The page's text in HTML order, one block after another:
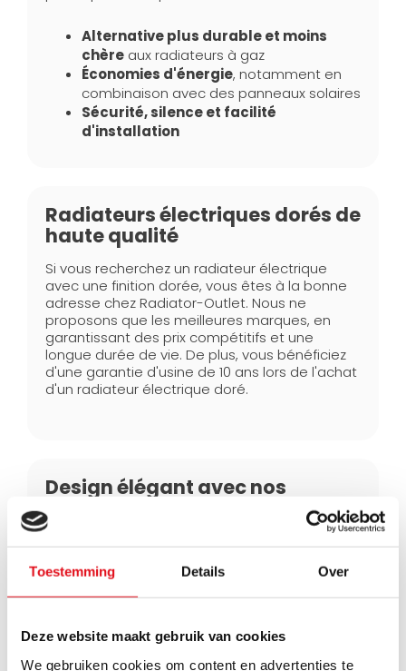
Toestemming Details Over
Deze website maakt gebruik van cookies
We gebruiken cookies om content en advertenties te
Alternative plus durable et moins
chère aux radiateurs à gaz
Économies d'énergie, notamment en
combinaison avec des panneaux solaires
Sécurité, silence et facilité
d'installation
Radiateurs électriques dorés de
haute qualité
Si vous recherchez un radiateur électrique
avec une finition dorée, vous êtes à la bonne
adresse chez Radiator-Outlet. Nous ne
proposons que les meilleures marques, en
garantissant des prix compétitifs et une
longue durée de vie. De plus, vous bénéficiez
d'une garantie d'usine de 10 ans lors de l'achat
d'un radiateur électrique doré.
Design élégant avec nos
radiateurs électriques
accent frappant dans votre intérieur. De plus,
de nombreuses dimensions sont disponibles,
grandes de 180x60 cm, ainsi que des versions
blanches intemporelles.